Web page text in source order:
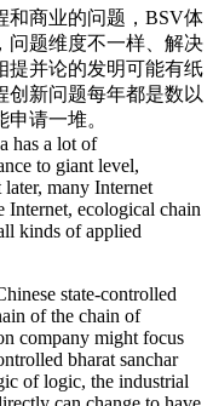
和商业的问题，BSV体
问题维度不一样、解决
提并论的发明可能有纸
创新问题每年都是数以
请一堆。
has a lot of
to giant level,
many Internet
Internet, ecological chain
kinds of applied
state-controlled
of the chain of
company might focus
bharat sanchar
of logic, the industrial